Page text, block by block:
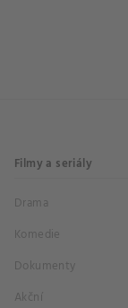
Filmy a seriály
Drama
Komedie
Dokumenty
Akční